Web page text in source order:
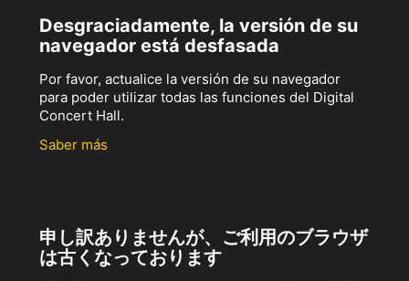
Desgraciadamente, la versión de su
navegador está desfasada
Por favor, actualice la versión de su navegador
para poder utilizar todas las funciones del Digital
Concert Hall.
Saber más
申し訳ありませんが、ご利用のブラウザ
は古くなっております